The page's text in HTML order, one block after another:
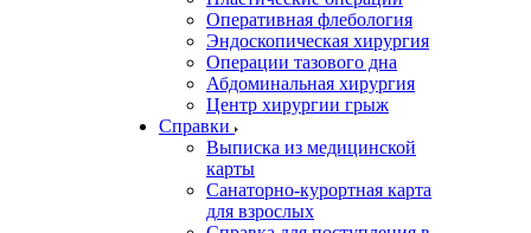
Оперативная флебология
Эндоскопическая хирургия
Операции тазового дна
Абдоминальная хирургия
Центр хирургии грыж
Справки
Выписка из медицинской
карты
Санаторно-курортная карта
для взрослых